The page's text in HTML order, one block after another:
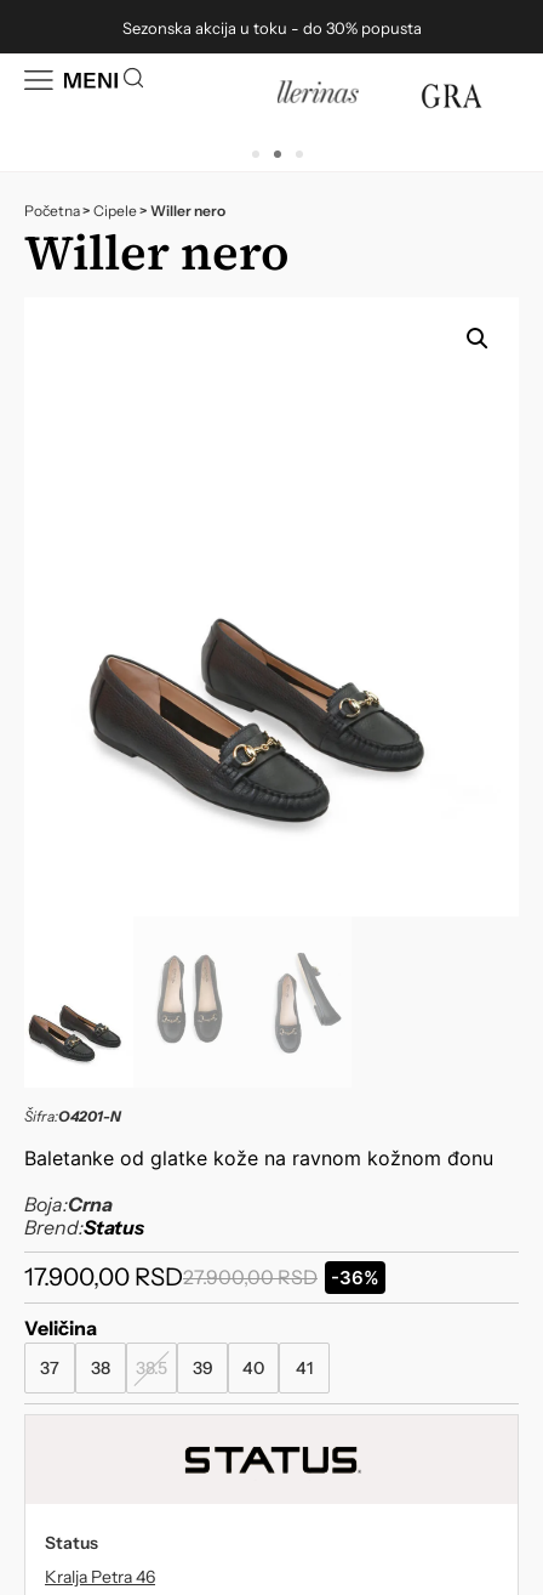
Sezonska akcija u toku - do 30% popusta
Početna> Cipele> Willer nero
Willer nero
Šifra:O4201-N
Baletanke od glatke kože na ravnom kožnom đonu
Boja:Crna
Brend:Status
27.900,00RSD
17.900,00 RSD -36%
Veličina
37 38 38.5 39 40 41
Status
Kralja Petra 46